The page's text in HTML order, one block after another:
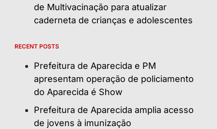
de Multivacinação para atualizar
caderneta de crianças e adolescentes
RECENT POSTS
Prefeitura de Aparecida e PM
apresentam operação de policiamento
do Aparecida é Show
Prefeitura de Aparecida amplia acesso
de jovens à imunização